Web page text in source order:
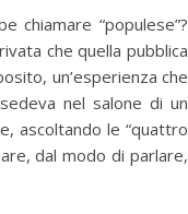
chiamare “populese”?
che quella pubblica
un’esperienza che
nel salone di un
ascoltando le “quattro
dal modo di parlare,